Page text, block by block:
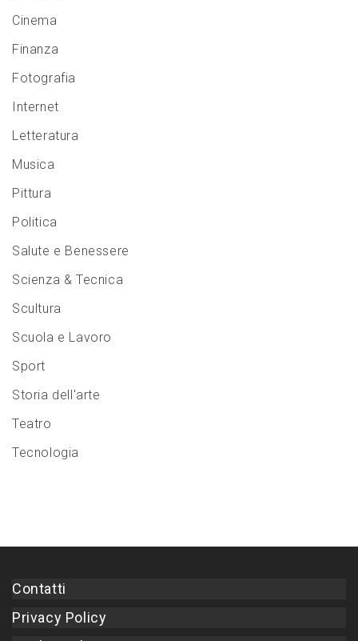
Cinema
Finanza
Fotografia
Internet
Letteratura
Musica
Pittura
Politica
Salute e Benessere
Scienza & Tecnica
Scultura
Scuola e Lavoro
Sport
Storia dell'arte
Teatro
Tecnologia
Contatti
Privacy Policy